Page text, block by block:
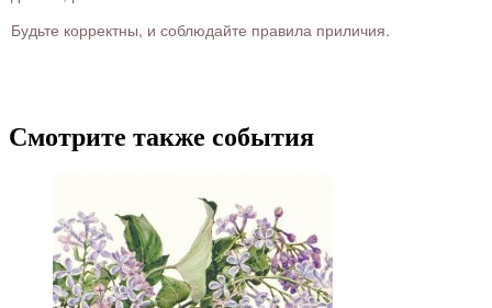
Будьте корректны, и соблюдайте правила приличия.
Смотрите также события